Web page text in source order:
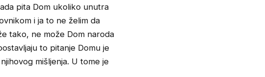
pita Dom ukoliko unutra
i ja to ne želim da
tako, ne može Dom naroda
to pitanje Domu je
mišljenja. U tome je